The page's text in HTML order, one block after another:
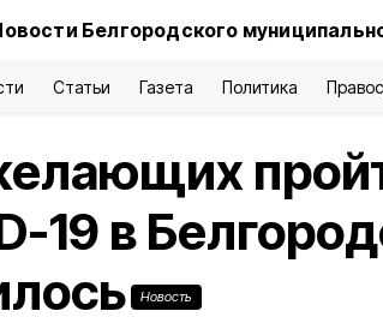
Белгородского
Статьи Газета Политика
19 в
Новость